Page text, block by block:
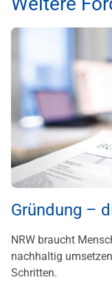
Gründung –
NRW braucht
nachhaltig
Schritten.